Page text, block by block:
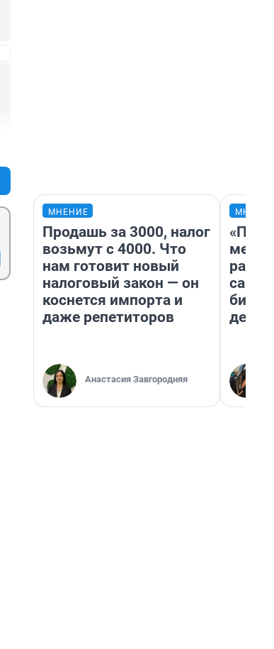
МНЕНИЕ
Продашь за 3000, налог
возьмут с 4000. Что
нам готовит новый
налоговый закон — он
коснется импорта и
даже репетиторов
Анастасия Завгородняя